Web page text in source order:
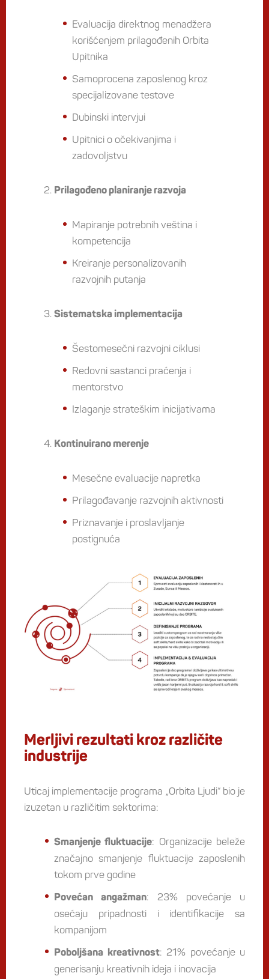
Evaluacija direktnog menadžera
korišćenjem prilagođenih Orbita
Upitnika
Samoprocena zaposlenog kroz
specijalizovane testove
Dubinski intervjui
Upitnici o očekivanjima i
zadovoljstvu
Prilagođeno planiranje razvoja
Mapiranje potrebnih veština i
kompetencija
Kreiranje personalizovanih
razvojnih putanja
Sistematska implementacija
Šestomesečni razvojni ciklusi
Redovni sastanci praćenja i
mentorstvo
Izlaganje strateškim inicijativama
Kontinuirano merenje
Mesečne evaluacije napretka
Prilagođavanje razvojnih aktivnosti
Priznavanje i proslavljanje
postignuća
Merljivi rezultati kroz različite
industrije
Uticaj implementacije programa „Orbita Ljudi“ bio je
izuzetan u različitim sektorima:
Smanjenje fluktuacije: Organizacije beleže
značajno smanjenje fluktuacije zaposlenih
tokom prve godine
Povećan angažman: 23% povećanje u
osećaju pripadnosti i identifikacije sa
kompanijom
Poboljšana kreativnost: 21% povećanje u
generisanju kreativnih ideja i inovacija